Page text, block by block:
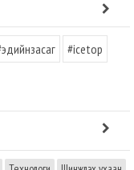
#icetop